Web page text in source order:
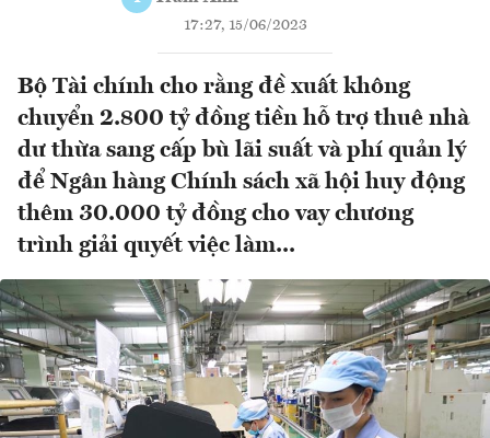
17:27, 15/06/2023
Bộ Tài chính cho rằng đề xuất không
chuyển 2.800 tỷ đồng tiền hỗ trợ thuê nhà
dư thừa sang cấp bù lãi suất và phí quản lý
để Ngân hàng Chính sách xã hội huy động
thêm 30.000 tỷ đồng cho vay chương
trình giải quyết việc làm...